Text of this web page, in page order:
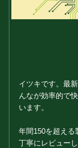
イツキです。最
んなが効率的で
います。
年間150を超える
丁寧にレビューし